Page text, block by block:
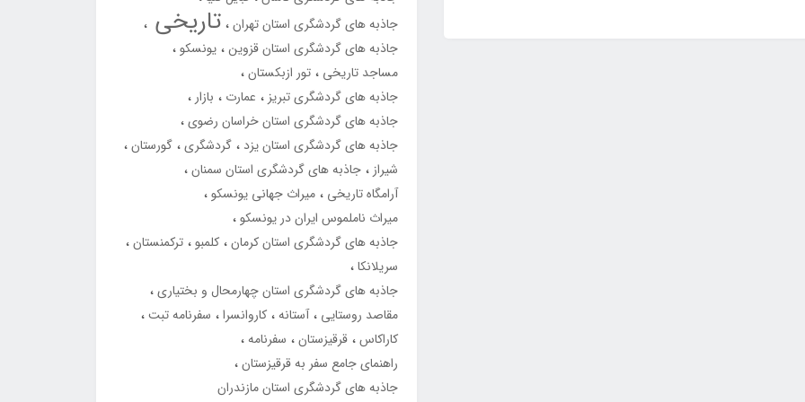
جاذبه های گردشگری استان تهران تاریخی
جاذبه های گردشگری استان قزوین یونسکو
مساجد تاریخی تور ازبکستان
جاذبه های گردشگری تبریز عمارت بازار
جاذبه های گردشگری استان خراسان رضوی
جاذبه های گردشگری استان یزد گردشگری گورستان
شیراز جاذبه های گردشگری استان سمنان
آرامگاه تاریخی میراث جهانی یونسکو
میراث ناملموس ایران در یونسکو
جاذبه های گردشگری استان کرمان کلمبو ترکمنستان
سریلانکا
جاذبه های گردشگری استان چهارمحال و بختیاری
مقاصد روستایی آستانه کاروانسرا سفرنامه تبت
کاراکاس قرقیزستان سفرنامه
راهنمای جامع سفر به قرقیزستان
جاذبه های گردشگری استان مازندران